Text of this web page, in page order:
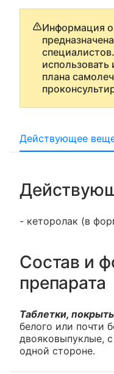
Информация о
использовать
плана
Действующее
- кеторолак (в
Состав и
препарата
Таблетки,
белого или почти
двояковыпуклые,
одной стороне.